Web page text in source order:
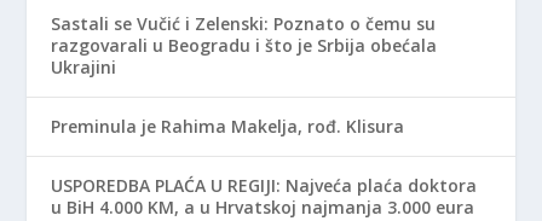
Sastali se Vučić i Zelenski: Poznato o čemu su
razgovarali u Beogradu i što je Srbija obećala
Ukrajini
Preminula je Rahima Makelja, rođ. Klisura
USPOREDBA PLAĆA U REGIJI: Najveća plaća doktora
u BiH 4.000 KM, a u Hrvatskoj najmanja 3.000 eura